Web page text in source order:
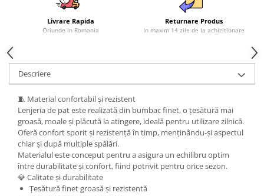
Livrare Rapida
Oriunde in Romania
Returnare Produs
In maxim 14 zile de la achizitionare
Descriere
🧵 Material confortabil și rezistent
Lenjeria de pat este realizată din bumbac finet, o țesătură mai
groasă, moale și plăcută la atingere, ideală pentru utilizare zilnică.
Oferă confort sporit și rezistență în timp, menținându-și aspectul
chiar și după multiple spălări.
Materialul este conceput pentru a asigura un echilibru optim
între durabilitate și confort, fiind potrivit pentru orice sezon.
💎 Calitate și durabilitate
Țesătură finet groasă și rezistentă